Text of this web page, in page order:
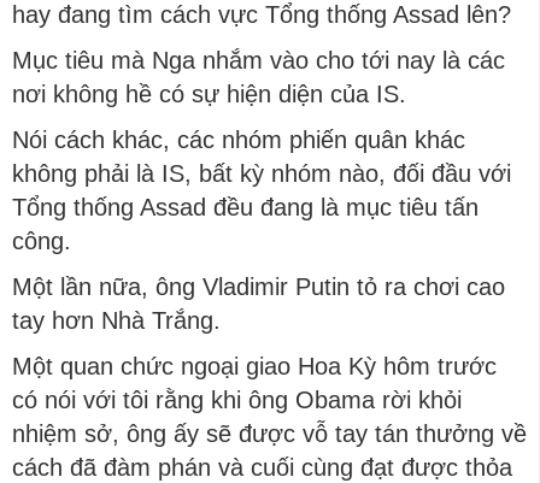
hay đang tìm cách vực Tổng thống Assad lên?
Mục tiêu mà Nga nhắm vào cho tới nay là các
nơi không hề có sự hiện diện của IS.
Nói cách khác, các nhóm phiến quân khác
không phải là IS, bất kỳ nhóm nào, đối đầu với
Tổng thống Assad đều đang là mục tiêu tấn
công.
Một lần nữa, ông Vladimir Putin tỏ ra chơi cao
tay hơn Nhà Trắng.
Một quan chức ngoại giao Hoa Kỳ hôm trước
có nói với tôi rằng khi ông Obama rời khỏi
nhiệm sở, ông ấy sẽ được vỗ tay tán thưởng về
cách đã đàm phán và cuối cùng đạt được thỏa